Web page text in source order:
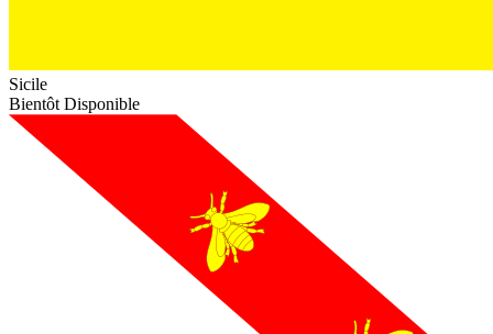
Sicile
Bientôt Disponible